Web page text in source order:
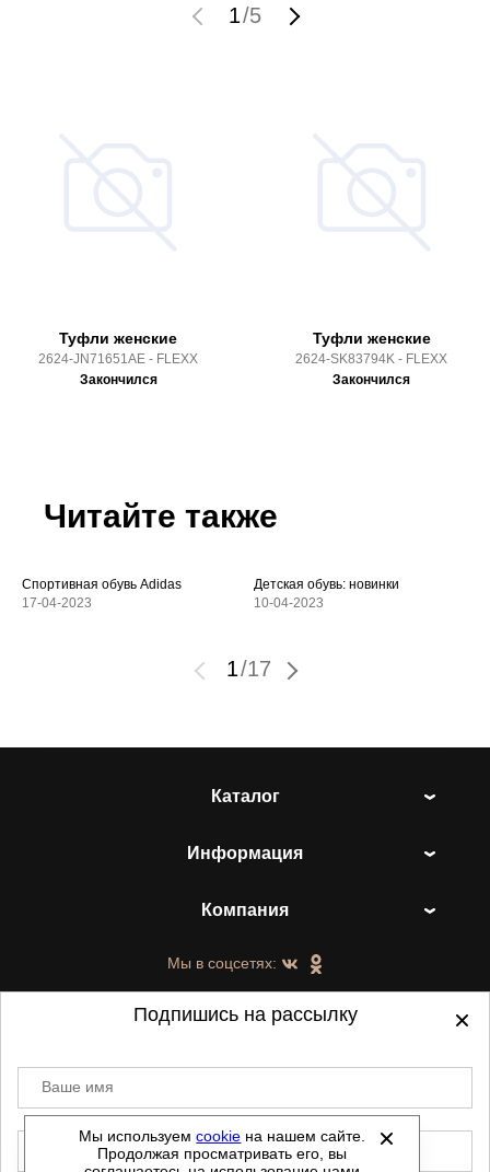
1/5
Туфли женские
2624-JN71651AE - FLEXX
Закончился
Туфли женские
2624-SK83794K - FLEXX
Закончился
Читайте также
Спортивная обувь Adidas
17-04-2023
Детская обувь: новинки
10-04-2023
1/17
Каталог
Информация
Компания
Мы в соцсетях:
©2021-2026 - ShoesTown.ru - все права
защищены.
Данный сайт не является интернет магазином и
Мы используемcookie на нашем сайте.
Продолжая просматривать его, вы
Подпишись на рассылку
Ваше имя